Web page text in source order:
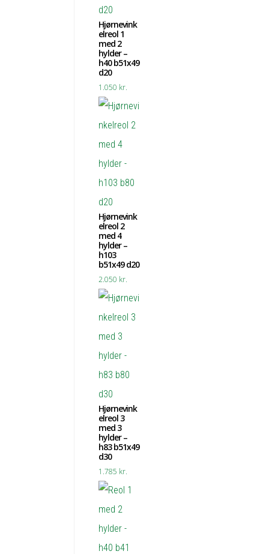
Hjørnevink
elreol 1
med 2
hylder –
h40 b51x49
d20
1.050 kr.
Hjørnevink
elreol 2
med 4
hylder –
h103
b51x49 d20
2.050 kr.
Hjørnevink
elreol 3
med 3
hylder –
h83 b51x49
d30
1.785 kr.